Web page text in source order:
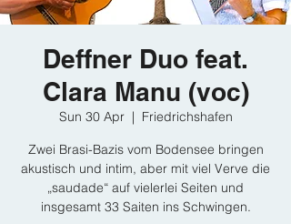
Deffner Duo feat.
Clara Manu (voc)
Sun 30 Apr
  |
Friedrichshafen
Zwei Brasi-Bazis vom Bodensee bringen
akustisch und intim, aber mit viel Verve die
„saudade“ auf vielerlei Seiten und
insgesamt 33 Saiten ins Schwingen.